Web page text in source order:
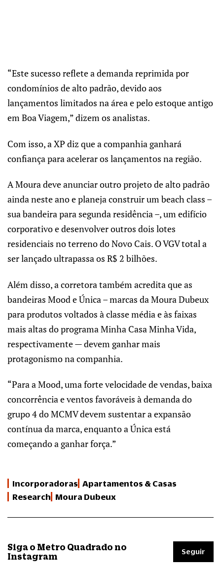
“Este sucesso reflete a demanda reprimida por
condomínios de alto padrão, devido aos
lançamentos limitados na área e pelo estoque antigo
em Boa Viagem,” dizem os analistas.
Com isso, a XP diz que a companhia ganhará
confiança para acelerar os lançamentos na região.
A Moura deve anunciar outro projeto de alto padrão
ainda neste ano e planeja construir um beach class –
sua bandeira para segunda residência –, um edifício
corporativo e desenvolver outros dois lotes
residenciais no terreno do Novo Cais. O VGV total a
ser lançado ultrapassa os R$ 2 bilhões.
Além disso, a corretora também acredita que as
bandeiras Mood e Única – marcas da Moura Dubeux
para produtos voltados à classe média e às faixas
mais altas do programa Minha Casa Minha Vida,
respectivamente — devem ganhar mais
protagonismo na companhia.
“Para a Mood, uma forte velocidade de vendas, baixa
concorrência e ventos favoráveis ​​à demanda do
grupo 4 do MCMV devem sustentar a expansão
contínua da marca, enquanto a Única está
começando a ganhar força.”
Incorporadoras Apartamentos & Casas
Research Moura Dubeux
Siga o Metro Quadrado no
Instagram
Seguir